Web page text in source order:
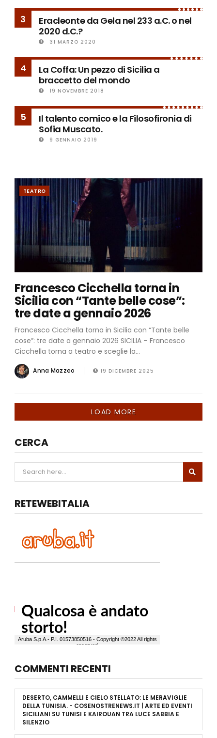
3
Eracleonte da Gela nel 233 a.C. o nel
2020 d.C.?
31 MARZO 2020
4
La Coffa: Un pezzo di Sicilia a
braccetto del mondo
19 NOVEMBRE 2018
5
Il talento comico e la Filosofironia di
Sofia Muscato.
9 GENNAIO 2019
TEATRO
Francesco Cicchella torna in
Sicilia con “Tante belle cose”:
tre date a gennaio 2026
Francesco Cicchella torna in Sicilia con “Tante belle
cose”: tre date a gennaio 2026 SICILIA – Francesco
Cicchella torna a teatro e sceglie la...
Anna Mazzeo 19 DICEMBRE 2025
LOAD MORE
CERCA
RETEWEBITALIA
COMMENTI RECENTI
DESERTO, CAMMELLI E CIELO STELLATO: LE MERAVIGLIE
DELLA TUNISIA. - COSENOSTRENEWS.IT | ARTE ED EVENTI
SICILIANI SU TUNISI E KAIROUAN TRA LUCE SABBIA E
SILENZIO